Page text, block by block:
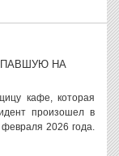
НА
кафе, которая
произошел в
2026 года.